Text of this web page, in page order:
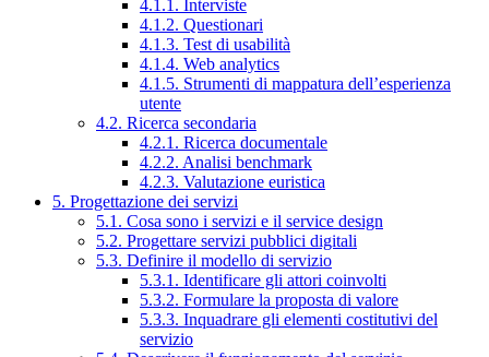
4.1.1. Interviste
4.1.2. Questionari
4.1.3. Test di usabilità
4.1.4. Web analytics
4.1.5. Strumenti di mappatura dell’esperienza
utente
4.2. Ricerca secondaria
4.2.1. Ricerca documentale
4.2.2. Analisi benchmark
4.2.3. Valutazione euristica
5. Progettazione dei servizi
5.1. Cosa sono i servizi e il service design
5.2. Progettare servizi pubblici digitali
5.3. Definire il modello di servizio
5.3.1. Identificare gli attori coinvolti
5.3.2. Formulare la proposta di valore
5.3.3. Inquadrare gli elementi costitutivi del
servizio